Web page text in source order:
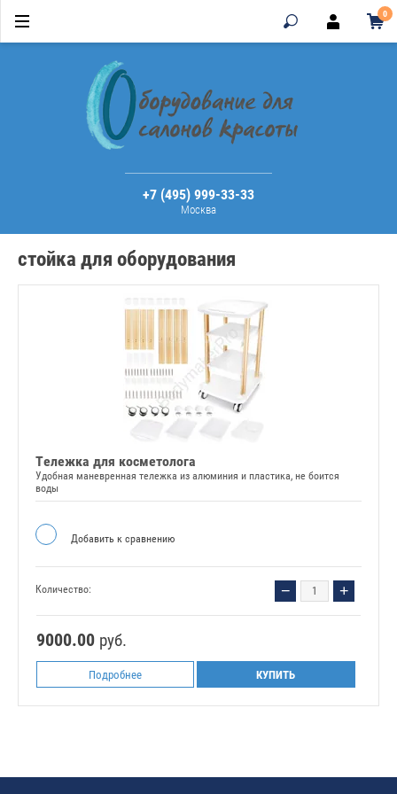
0
+7 (495) 999-33-33
Москва
стойка для оборудования
Тележка для косметолога
Удобная маневренная тележка из алюминия и пластика, не боится
воды
Добавить к сравнению
Количество: − +
9000.00 руб.
Подробнее КУПИТЬ